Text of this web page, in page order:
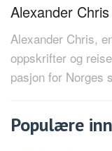
Alexander Chris
Alexander Chris,
oppskrifter og
pasjon for Norges
Populære